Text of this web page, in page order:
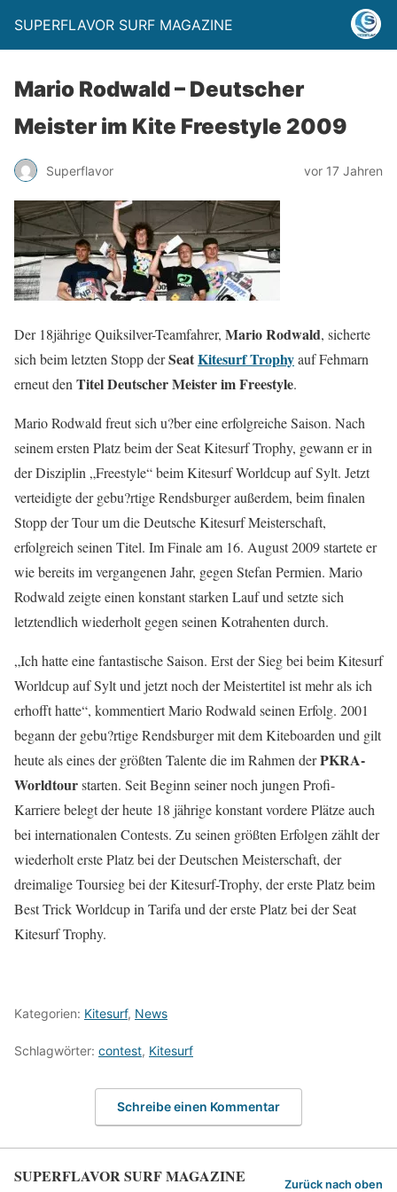
SUPERFLAVOR SURF MAGAZINE
Mario Rodwald – Deutscher
Meister im Kite Freestyle 2009
Superflavor vor 17 Jahren
Der 18jährige Quiksilver-Teamfahrer, Mario Rodwald, sicherte
sich beim letzten Stopp derSeatKitesurf Trophyauf Fehmarn
erneut den Titel Deutscher Meister im Freestyle.
Mario Rodwald freut sich u?ber eine erfolgreiche Saison. Nach
seinem ersten Platz beim der Seat Kitesurf Trophy, gewann er in
der Disziplin „Freestyle“ beim Kitesurf Worldcup auf Sylt. Jetzt
verteidigte der gebu?rtige Rendsburger außerdem, beim finalen
Stopp der Tour um die Deutsche Kitesurf Meisterschaft,
erfolgreich seinen Titel. Im Finale am 16. August 2009 startete er
wie bereits im vergangenen Jahr, gegen Stefan Permien. Mario
Rodwald zeigte einen konstant starken Lauf und setzte sich
letztendlich wiederholt gegen seinen Kotrahenten durch.
„Ich hatte eine fantastische Saison. Erst der Sieg bei beim Kitesurf
Worldcup auf Sylt und jetzt noch der Meistertitel ist mehr als ich
erhofft hatte“, kommentiert Mario Rodwald seinen Erfolg. 2001
begann der gebu?rtige Rendsburger mit dem Kiteboarden und gilt
heute als eines der größten Talente die im Rahmen derPKRA-
Worldtourstarten. Seit Beginn seiner noch jungen Profi-
Karriere belegt der heute 18 jährige konstant vordere Plätze auch
bei internationalen Contests. Zu seinen größten Erfolgen zählt der
wiederholt erste Platz bei der Deutschen Meisterschaft, der
dreimalige Toursieg bei der Kitesurf-Trophy, der erste Platz beim
Best Trick Worldcup in Tarifa und der erste Platz bei der Seat
Kitesurf Trophy.
Kategorien: Kitesurf, News
Schlagwörter: contest, Kitesurf
Schreibe einen Kommentar
SUPERFLAVOR SURF MAGAZINE Zurück nach oben